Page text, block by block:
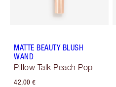
MATTE BEAUTY BLUSH
WAND
Pillow Talk Peach Pop
42,00 €